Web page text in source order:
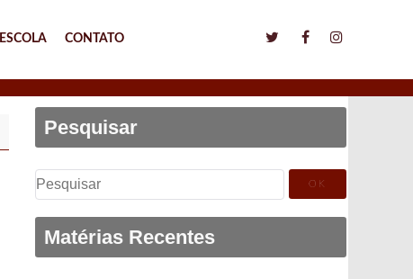
ESCOLA CONTATO
Pesquisar
Pesquisar
por:
Matérias Recentes